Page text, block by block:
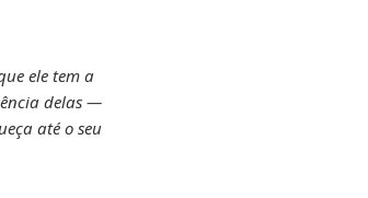
ele tem a
delas —
até o seu